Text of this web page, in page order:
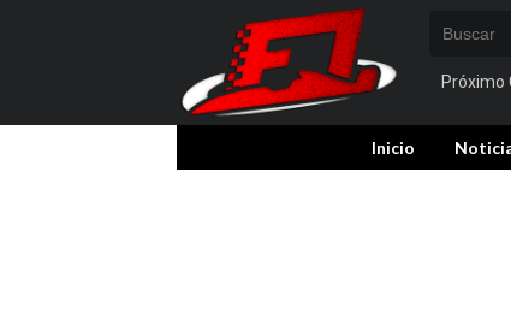
Próximo
Inicio